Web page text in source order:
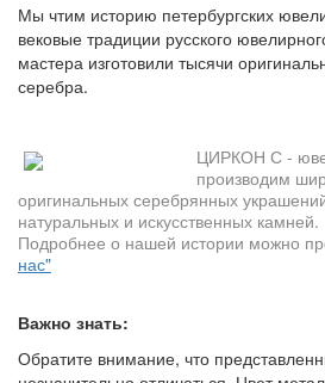
Мы чтим историю петербургских
вековые традиции русского
мастера изготовили тысячи
серебра.
ЦИРКОН С -
производим
оригинальных серебрянных
натуральных и искусственных камней.
Подробнее о нашей истории можно
нас"
Важно знать:
Обратите внимание, что